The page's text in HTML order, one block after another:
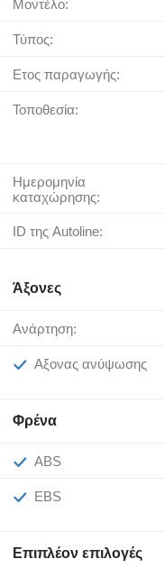
Μοντέλο:
Τύπος:
Έτος παραγωγής:
Τοποθεσία:
Ημερομηνία
καταχώρησης:
ID της Autoline:
Άξονες
Ανάρτηση:
Άξονας ανύψωσης
Φρένα
ABS
EBS
Επιπλέον επιλογές